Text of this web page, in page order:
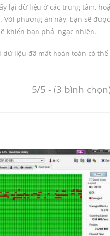
lại dữ liệu ở các trung tâm,
phương án này, bạn sẽ được
khiến bạn phải ngạc nhiên.
dữ liệu đã mất hoàn toàn có thể
5/5 - (3 bình